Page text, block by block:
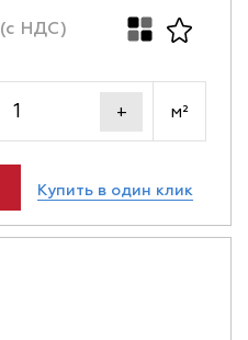
(с НДС)
+ м²
Купить в один клик